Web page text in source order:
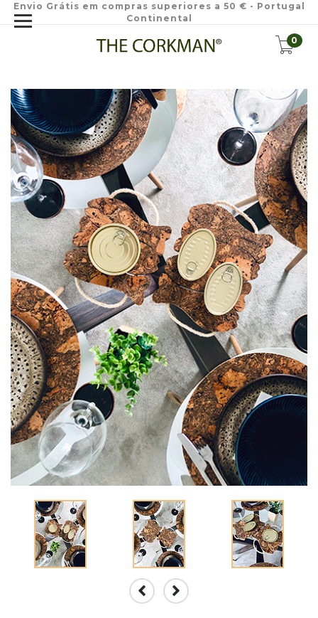
Envio Grátis em compras superiores a 50 € - Portugal
Continental
0